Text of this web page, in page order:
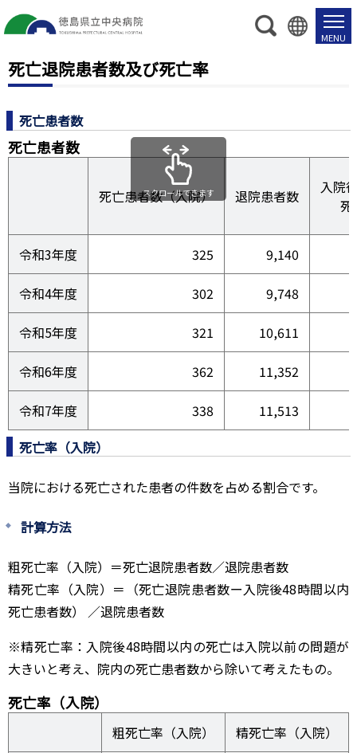
死亡退院患者数及び死亡率
死亡患者数
死亡患者数
死亡患者数（入院） 退院患者数
入院
死
令和3年度 325 9,140
令和4年度 302 9,748
令和5年度 321 10,611
令和6年度 362 11,352
令和7年度 338 11,513
スクロールできます
死亡率（入院）
当院における死亡された患者の件数を占める割合です。
計算方法
粗死亡率（入院）＝死亡退院患者数／退院患者数
精死亡率（入院）＝（死亡退院患者数ー入院後48時間以内
死亡患者数） ／退院患者数
※精死亡率：入院後48時間以内の死亡は入院以前の問題が
大きいと考え、院内の死亡患者数から除いて考えたもの。
死亡率（入院）
粗死亡率（入院） 精死亡率（入院）